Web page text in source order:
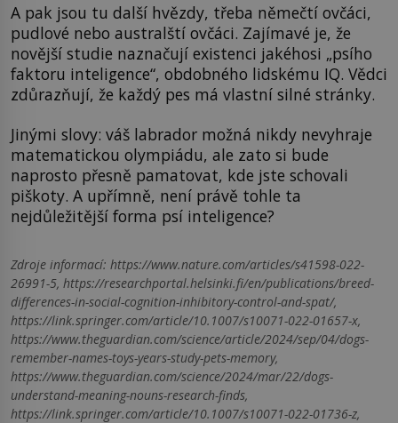
A pak jsou tu další hvězdy, třeba němečtí ovčáci,
pudlové nebo australští ovčáci. Zajímavé je, že
novější studie naznačují existenci jakéhosi „psího
faktoru inteligence“, obdobného lidskému IQ. Vědci
zdůrazňují, že každý pes má vlastní silné stránky.
Jinými slovy: váš labrador možná nikdy nevyhraje
matematickou olympiádu, ale zato si bude
naprosto přesně pamatovat, kde jste schovali
piškoty. A upřímně, není právě tohle ta
nejdůležitější forma psí inteligence?
Zdroje informací: https://www.nature.com/articles/s41598-022-
26991-5, https://researchportal.helsinki.fi/en/publications/breed-
differences-in-social-cognition-inhibitory-control-and-spat/,
https://link.springer.com/article/10.1007/s10071-022-01657-x,
https://www.theguardian.com/science/article/2024/sep/04/dogs-
remember-names-toys-years-study-pets-memory,
https://www.theguardian.com/science/2024/mar/22/dogs-
understand-meaning-nouns-research-finds,
https://link.springer.com/article/10.1007/s10071-022-01736-z,